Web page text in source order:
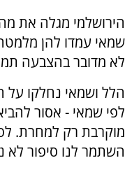
הירושלמי מגלה את
שמאי עמדו להן מלמטה
לא מדובר בהצבעה
הלל ושמאי נחלקו על
לפי שמאי - אסור
מוקרבת רק למחרת.
השתמר לנו סיפור